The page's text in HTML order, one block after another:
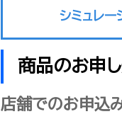
シミュレー
商品のお申
店舗でのお申込